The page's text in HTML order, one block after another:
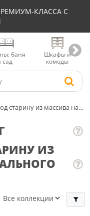
КЛАССА С
баня
сад
Шкафы и
комоды
Буфеты под старину из массива натурального дерева
ИЗ